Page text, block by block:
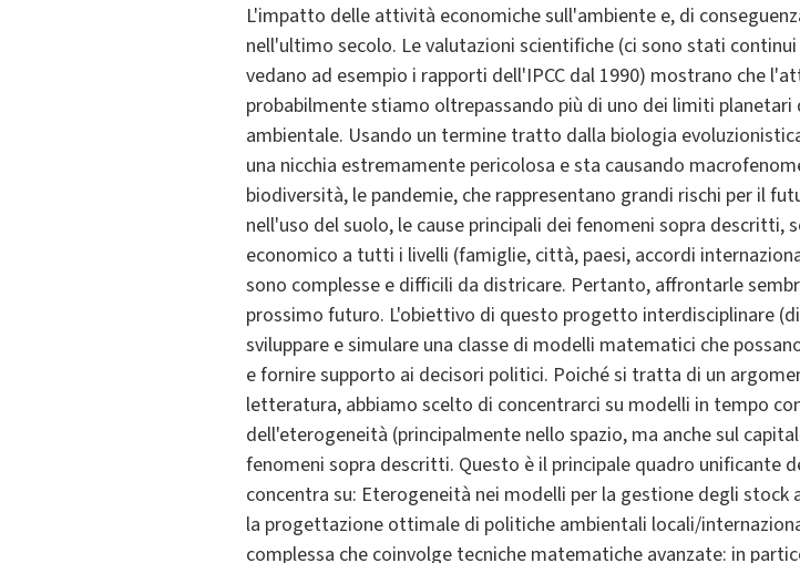
L'impatto delle attività economiche sull'ambiente e, di
nell'ultimo secolo. Le valutazioni scientifiche (ci sono stati
vedano ad esempio i rapporti dell'IPCC dal 1990) mostrano che
probabilmente stiamo oltrepassando più di uno dei limiti planetari
ambientale. Usando un termine tratto dalla biologia
una nicchia estremamente pericolosa e sta causando
biodiversità, le pandemie, che rappresentano grandi rischi per il
nell'uso del suolo, le cause principali dei fenomeni sopra
economico a tutti i livelli (famiglie, città, paesi, accordi
sono complesse e difficili da districare. Pertanto, affrontarle
prossimo futuro. L'obiettivo di questo progetto interdisciplinare
sviluppare e simulare una classe di modelli matematici che
e fornire supporto ai decisori politici. Poiché si tratta di un
letteratura, abbiamo scelto di concentrarci su modelli in tempo
dell'eterogeneità (principalmente nello spazio, ma anche sul
fenomeni sopra descritti. Questo è il principale quadro unificante
concentra su: Eterogeneità nei modelli per la gestione degli stock
la progettazione ottimale di politiche ambientali locali/
complessa che coinvolge tecniche matematiche avanzate: in